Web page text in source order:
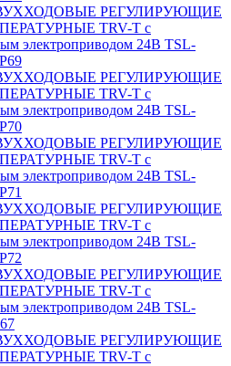
РЕГУЛИРУЮЩИЕ
TRV-T с
электроприводом 24В TSL-
РЕГУЛИРУЮЩИЕ
TRV-T с
электроприводом 24В TSL-
РЕГУЛИРУЮЩИЕ
TRV-T с
электроприводом 24В TSL-
РЕГУЛИРУЮЩИЕ
TRV-T с
электроприводом 24В TSL-
РЕГУЛИРУЮЩИЕ
TRV-T с
электроприводом 24В TSL-
РЕГУЛИРУЮЩИЕ
TRV-T с